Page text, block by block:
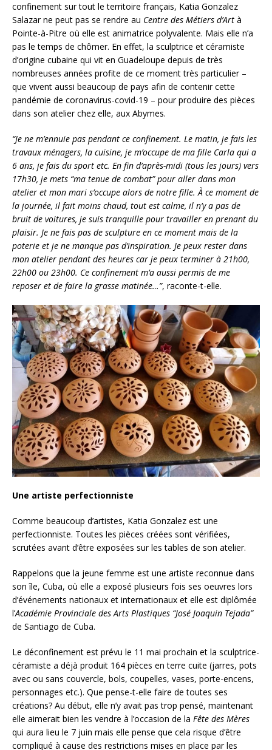
confinement sur tout le territoire français, Katia Gonzalez
Salazar ne peut pas se rendre au Centre des Métiers d’Art à
Pointe-à-Pitre où elle est animatrice polyvalente. Mais elle n’a
pas le temps de chômer. En effet, la sculptrice et céramiste
d’origine cubaine qui vit en Guadeloupe depuis de très
nombreuses années profite de ce moment très particulier –
que vivent aussi beaucoup de pays afin de contenir cette
pandémie de coronavirus-covid-19 – pour produire des pièces
dans son atelier chez elle, aux Abymes.
“Je ne m’ennuie pas pendant ce confinement. Le matin, je fais les
travaux ménagers, la cuisine, je m’occupe de ma fille Carla qui a
6 ans, je fais du sport etc. En fin d’après-midi (tous les jours) vers
17h30, je mets “ma tenue de combat” pour aller dans mon
atelier et mon mari s’occupe alors de notre fille.À ce moment de
la journée, il fait moins chaud, tout est calme, il n’y a pas de
bruit de voitures, je suis tranquille pour travailler en prenant du
plaisir. Je ne fais pas de sculpture en ce moment mais de la
poterie et je ne manque pas d’inspiration. Je peux rester dans
mon atelier pendant des heures car je peux terminer à 21h00,
22h00 ou 23h00. Ce confinement m’a aussi permis de me
reposer et de faire la grasse matinée…”, raconte-t-elle.
Une artiste perfectionniste
Comme beaucoup d’artistes, Katia Gonzalez est une
perfectionniste. Toutes les pièces créées sont vérifiées,
scrutées avant d’être exposées sur les tables de son atelier.
Rappelons que la jeune femme est une artiste reconnue dans
son île, Cuba, où elle a exposé plusieurs fois ses oeuvres lors
d’événements nationaux et internationaux et elle est diplômée
l’Académie Provinciale des Arts Plastiques “José Joaquin Tejada”
de Santiago de Cuba.
Le déconfinement est prévu le 11 mai prochain et la sculptrice-
céramiste a déjà produit 164 pièces en terre cuite (jarres, pots
avec ou sans couvercle, bols, coupelles, vases, porte-encens,
personnages etc.). Que pense-t-elle faire de toutes ses
créations? Au début, elle n’y avait pas trop pensé, maintenant
elle aimerait bien les vendre à l’occasion de la Fête des Mères
qui aura lieu le 7 juin mais elle pense que cela risque d’être
compliqué à cause des restrictions mises en place par les